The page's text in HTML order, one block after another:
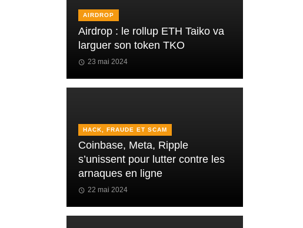
AIRDROP
Airdrop : le rollup ETH Taiko va
larguer son token TKO
23 mai 2024
HACK, FRAUDE ET SCAM
Coinbase, Meta, Ripple
s’unissent pour lutter contre les
arnaques en ligne
22 mai 2024